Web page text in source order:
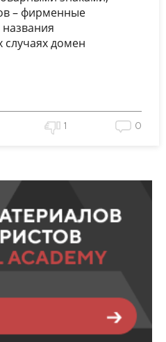
– фирменные
случаях домен
1 0